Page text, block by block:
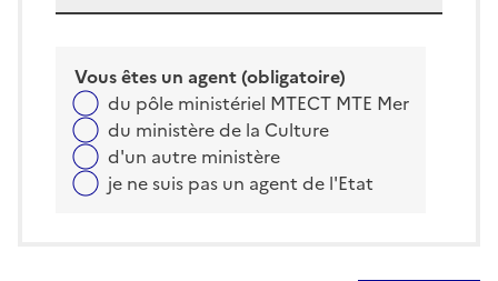
Vous êtes un agent(obligatoire)
du pôle ministériel MTECT MTE Mer
du ministère de la Culture
d'un autre ministère
je ne suis pas un agent de l'Etat